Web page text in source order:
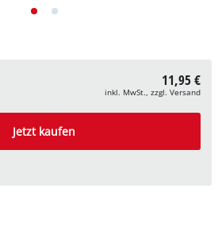
11,95 €
inkl. MwSt., zzgl. Versand
Jetzt kaufen